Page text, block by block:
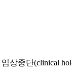
상중단(clinical